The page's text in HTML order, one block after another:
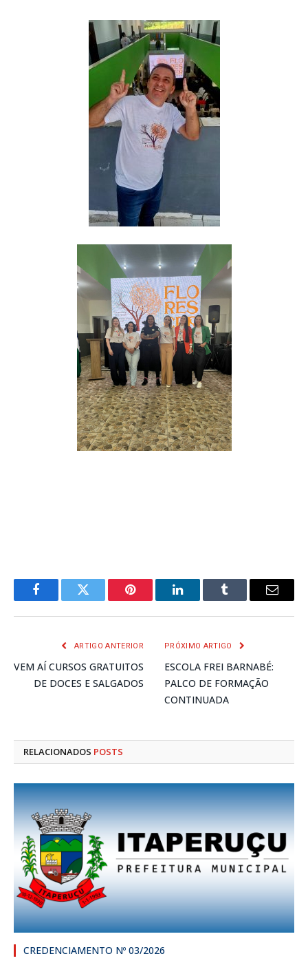
FacebookTwitter Pinterest LinkedInTumblr
E-
ARTIGO ANTERIOR
VEM AÍ CURSOS GRATUITOS
DE DOCES E SALGADOS
PRÓXIMO ARTIGO
ESCOLA FREI BARNABÉ:
PALCO DE FORMAÇÃO
CONTINUADA
RELACIONADOS POSTS
CREDENCIAMENTO Nº 03/2026